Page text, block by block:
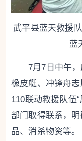
武平县蓝天救援
蓝
7月7日中午
橡皮艇、冲锋舟
110联动救援队伍
部门取得联系，
品、消杀物资等。